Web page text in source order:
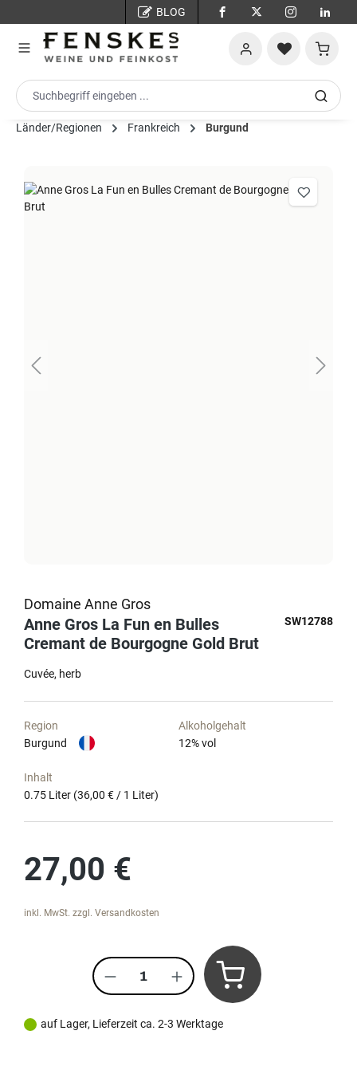
BLOG
Länder/Regionen Frankreich Burgund
Domaine Anne Gros
Anne Gros La Fun en Bulles
Cremant de Bourgogne Gold Brut
SW12788
Cuvée herb
Region
Burgund
Alkoholgehalt
12% vol
Inhalt
0.75 Liter (36,00 € / 1 Liter)
27,00 €
inkl. MwSt. zzgl. Versandkosten
Produkt Anzahl: Gib den
auf Lager, Lieferzeit ca. 2-3 Werktage